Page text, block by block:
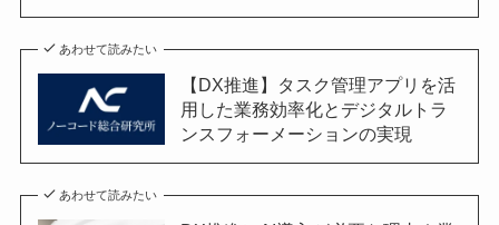
あわせて読みたい
【DX推進】タスク管理アプリを活
用した業務効率化とデジタルトラ
ンスフォーメーションの実現
あわせて読みたい